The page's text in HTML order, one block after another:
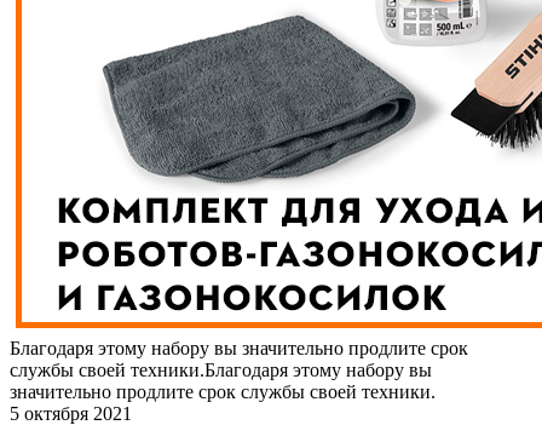
Благодаря этому набору вы значительно продлите срок
службы своей техники.Благодаря этому набору вы
значительно продлите срок службы своей техники.
5 октября 2021